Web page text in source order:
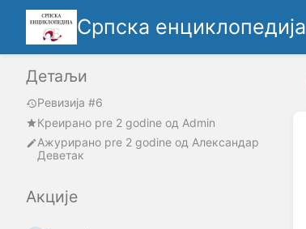
Српска енциклопедија
Детаљи
Ревизија #6
Креирано pre 2 godine oд Admin
Ажурирано pre 2 godine од Александар
Деветак
Акције